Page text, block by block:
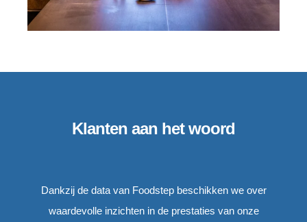
Klanten aan het woord
Dankzij de data van Foodstep beschikken we over
waardevolle inzichten in de prestaties van onze